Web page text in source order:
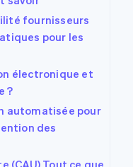
fournisseurs
pour les
électronique et
?
automatisée pour
des
(CAU) Tout ce que